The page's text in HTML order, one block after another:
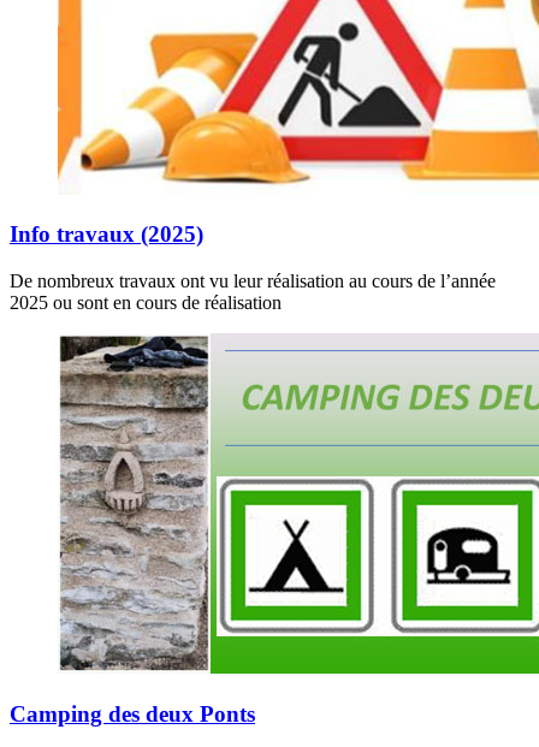
Info travaux (2025)
De nombreux travaux ont vu leur réalisation au cours de l’année
2025 ou sont en cours de réalisation
Camping des deux Ponts